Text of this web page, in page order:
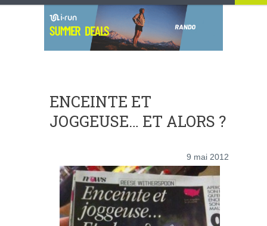
ENCEINTE ET
JOGGEUSE… ET ALORS ?
9 mai 2012